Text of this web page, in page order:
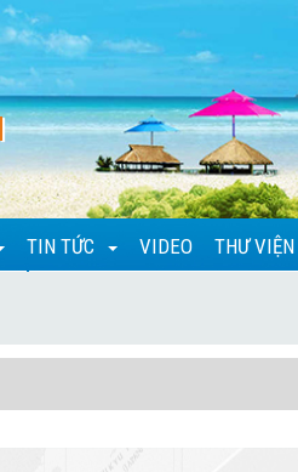
TIN TỨC VIDEO THƯ VIỆN